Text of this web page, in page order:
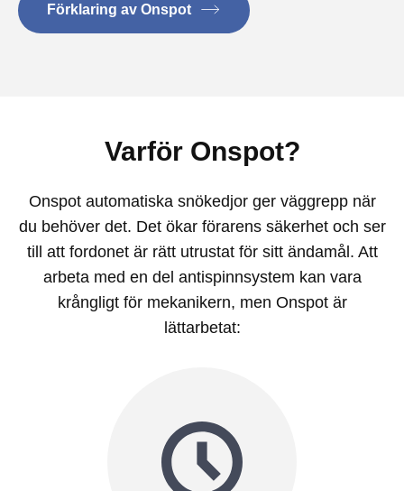
Förklaring av Onspot
Varför Onspot?
Onspot automatiska snökedjor ger väggrepp när
du behöver det. Det ökar förarens säkerhet och ser
till att fordonet är rätt utrustat för sitt ändamål. Att
arbeta med en del antispinnsystem kan vara
krångligt för mekanikern, men Onspot är
lättarbetat: